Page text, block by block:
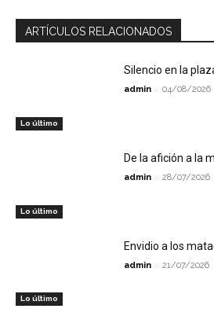
ARTÍCULOS RELACIONADOS
Lo último
Silencio en la
admin - 04/08/2026
Lo último
De la afición a la
admin - 28/07/2026
Lo último
Envidio a los
admin - 21/07/2026